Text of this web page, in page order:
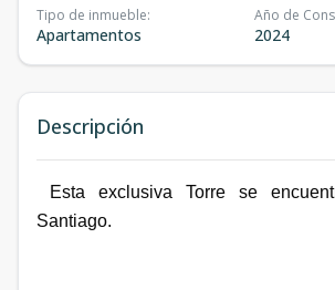
Tipo de inmueble:
Apartamentos
Año de
2024
Descripción
Esta exclusiva Torre se
Santiago.